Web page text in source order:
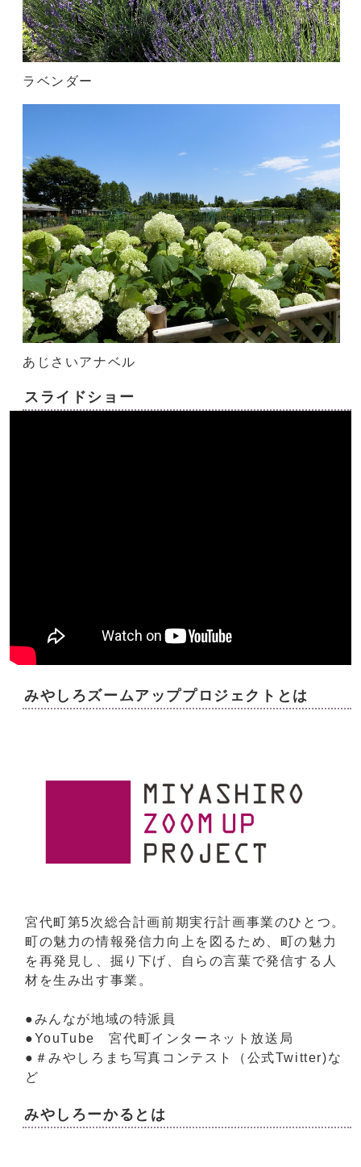
ラベンダー
あじさいアナベル
スライドショー
みやしろズームアッププロジェクトとは
宮代町第5次総合計画前期実行計画事業のひとつ。
町の魅力の情報発信力向上を図るため、町の魅力
を再発見し、掘り下げ、自らの言葉で発信する人
材を生み出す事業。
●みんなが地域の特派員
●YouTube 宮代町インターネット放送局
●＃みやしろまち写真コンテスト（公式Twitter)な
ど
みやしろーかるとは